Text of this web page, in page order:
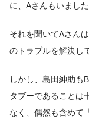
に、Aさんもいました
それを聞いてAさん
のトラブルを解決し
しかし、島田紳助も
タブーであることは
なく、偶然も含めて